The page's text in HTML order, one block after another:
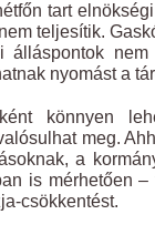
tart
teljesítik.
nyomást a
könnyen
meg.
a
is mérhetően
csökkentést.